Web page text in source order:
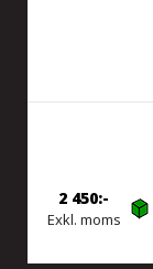
Exkl. moms
2 450